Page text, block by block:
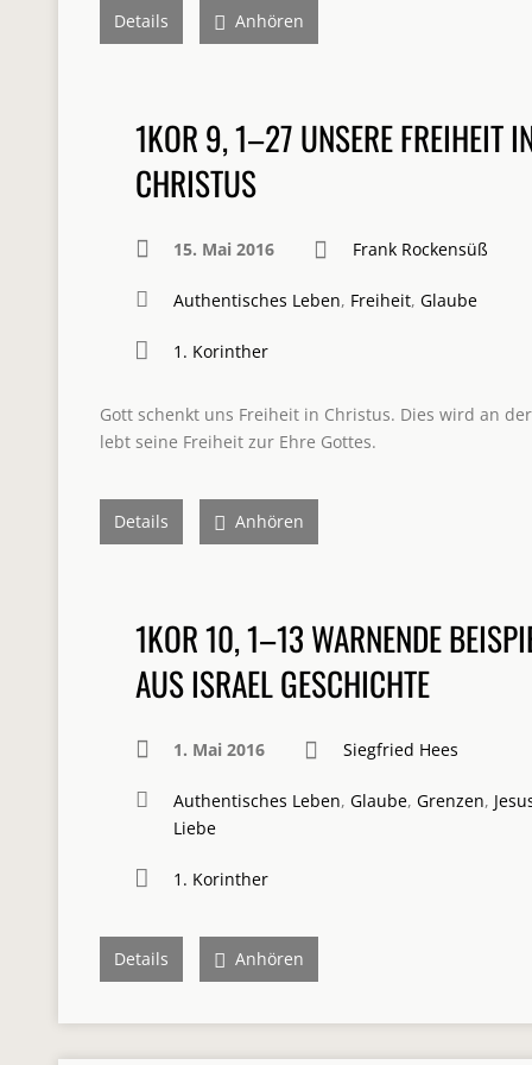
Details Anhören
1KOR 9, 1–27 UNSERE FREIHEIT
CHRISTUS
15. Mai 2016 Frank Rockensüß
Authentisches Leben, Freiheit, Glaube
1. Korinther
Gott schenkt uns Freiheit in Christus. Dies wird an
lebt seine Freiheit zur Ehre Gottes.
Details Anhören
1KOR 10, 1–13 WARNENDE
AUS ISRAEL GESCHICHTE
1. Mai 2016 Siegfried Hees
Authentisches Leben, Glaube, Grenzen,
Liebe
1. Korinther
Details Anhören